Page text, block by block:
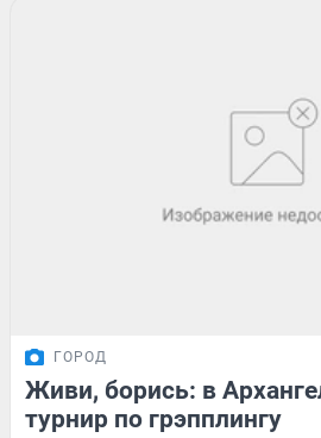
ГОРОД
Живи, борись: в
турнир по грэпплингу